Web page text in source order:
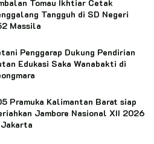
Tomau Ikhtiar Cetak
Tangguh di SD Negeri
Massila
Penggarap Dukung Pendirian
Edukasi Saka Wanabakti di
Pramuka Kalimantan Barat siap
Jambore Nasional XII 2026